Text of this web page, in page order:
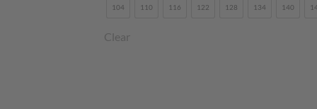
104 110 116 122 128 134 140
Clear